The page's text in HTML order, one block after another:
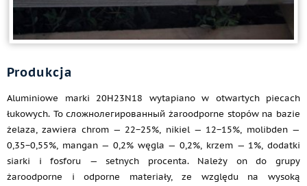
Produkcja
Aluminiowe marki 20H23N18 wytapiano w otwartych piecach
łukowych. To сложнолегированный żaroodporne stopów na bazie
żelaza, zawiera chrom — 22−25%, nikiel — 12−15%, molibden —
0,35−0,55%, mangan — 0,2% węgla — 0,2%, krzem — 1%, dodatki
siarki i fosforu — setnych procenta. Należy on do grupy
żaroodporne i odporne materiały, ze względu na wysoką